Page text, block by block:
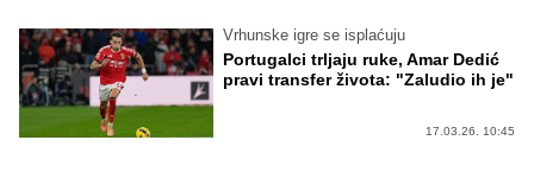
Vrhunske igre se isplaćuju
Portugalci trljaju ruke, Amar Dedić
pravi transfer života: "Zaludio ih je"
17.03.26. 10:45